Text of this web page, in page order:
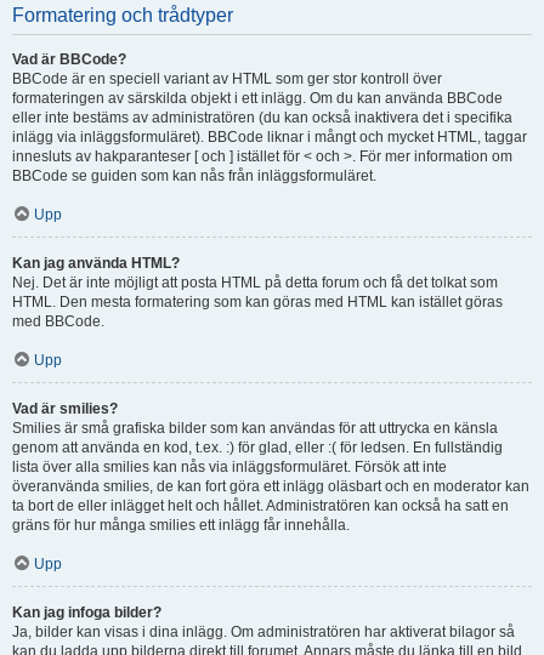
Formatering och trådtyper
Vad är BBCode?
BBCode är en speciell variant av HTML som ger stor kontroll över
formateringen av särskilda objekt i ett inlägg. Om du kan använda BBCode
eller inte bestäms av administratören (du kan också inaktivera det i specifika
inlägg via inläggsformuläret). BBCode liknar i mångt och mycket HTML, taggar
innesluts av hakparanteser [ och ] istället för < och >. För mer information om
BBCode se guiden som kan nås från inläggsformuläret.
Upp
Kan jag använda HTML?
Nej. Det är inte möjligt att posta HTML på detta forum och få det tolkat som
HTML. Den mesta formatering som kan göras med HTML kan istället göras
med BBCode.
Upp
Vad är smilies?
Smilies är små grafiska bilder som kan användas för att uttrycka en känsla
genom att använda en kod, t.ex. :) för glad, eller :( för ledsen. En fullständig
lista över alla smilies kan nås via inläggsformuläret. Försök att inte
överanvända smilies, de kan fort göra ett inlägg oläsbart och en moderator kan
ta bort de eller inlägget helt och hållet. Administratören kan också ha satt en
gräns för hur många smilies ett inlägg får innehålla.
Upp
Kan jag infoga bilder?
Ja, bilder kan visas i dina inlägg. Om administratören har aktiverat bilagor så
kan du ladda upp bilderna direkt till forumet. Annars måste du länka till en bild